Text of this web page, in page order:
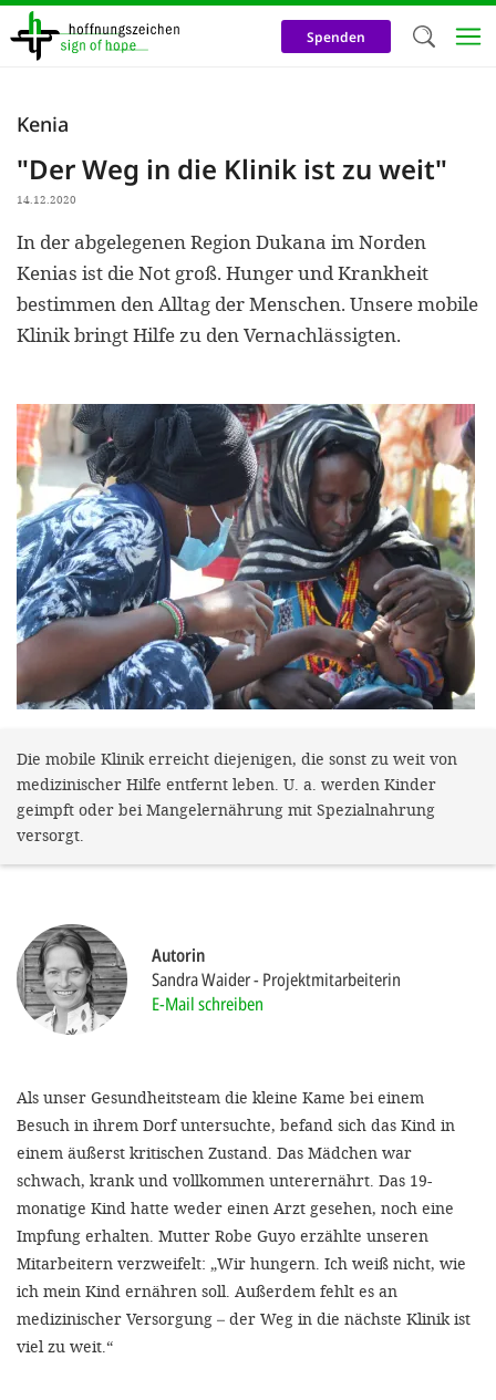
Direkt
zum
Inhalt
Spenden
Kenia
"Der Weg in die Klinik ist zu weit"
14.12.2020
In der abgelegenen Region Dukana im Norden
Kenias ist die Not groß. Hunger und Krankheit
bestimmen den Alltag der Menschen. Unsere mobile
Klinik bringt Hilfe zu den Vernachlässigten.
Die mobile Klinik erreicht diejenigen, die sonst zu weit von
medizinischer Hilfe entfernt leben. U. a. werden Kinder
geimpft oder bei Mangelernährung mit Spezialnahrung
versorgt.
Autorin
Sandra Waider Projektmitarbeiterin
E-Mail schreiben
Als unser Gesundheitsteam die kleine Kame bei einem
Besuch in ihrem Dorf untersuchte, befand sich das Kind in
einem äußerst kritischen Zustand. Das Mädchen war
schwach, krank und vollkommen unterernährt. Das 19-
monatige Kind hatte weder einen Arzt gesehen, noch eine
Impfung erhalten. Mutter Robe Guyo erzählte unseren
Mitarbeitern verzweifelt: „Wir hungern. Ich weiß nicht, wie
ich mein Kind ernähren soll. Außerdem fehlt es an
medizinischer Versorgung – der Weg in die nächste Klinik ist
viel zu weit.“
Wir
nutzen
Cookies zu
helfen
Online-
und
unsere
den
ALLEN